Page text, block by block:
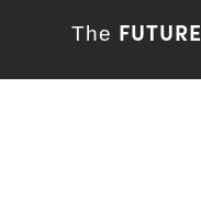
The FUTURE